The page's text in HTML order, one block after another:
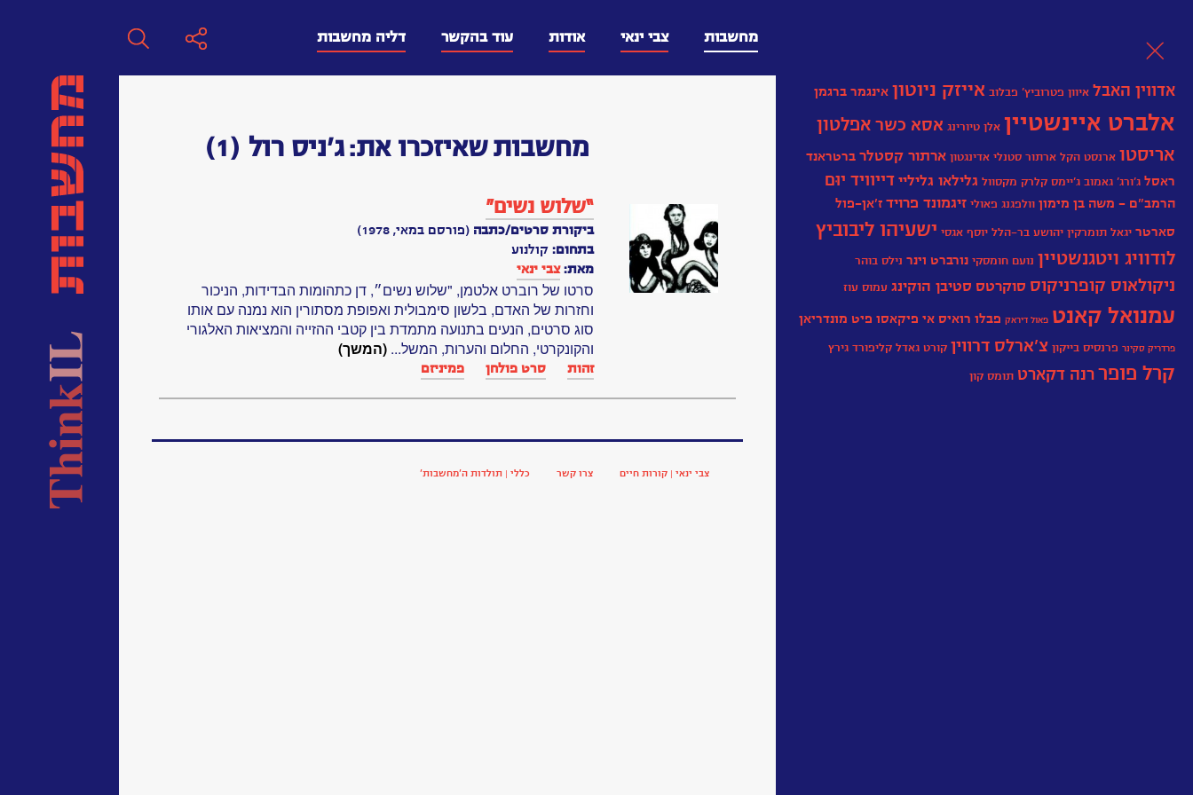
מחשבות צבי ינאי אודות עוד בהקשר דליה מחשבות
מחשבותשאיזכרו את:ג'ניס רול (1)
“שלוש נשים”
ביקורת סרטים/כתבה (פורסם במאי, 1978)
בתחום: קולנוע
מאת:צבי ינאי
סרטו של רוברט אלטמן, "שלוש נשים״, דן כתהומות הבדידות, הניכור
וחזרות של האדם, בלשון סימבולית ואפופת מסתורין הוא נמנה עם אותו
סוג סרטים, הנעים בתנועה מתמדת בין קטבי ההזייה והמציאות האלגורי
והקונקרטי, החלום והערות, המשל... (המשך)
זהות סרט פולחן פמיניזם
צבי ינאי | קורות חיים צרו קשר כללי | תולדות ה’מחשבות’
אדווין האבל איוון פטרוביץ' פבלוב אייזק ניוטון אינגמר ברגמן
אלברט איינשטיין אלן טיורינג אסא כשר אפלטון
אריסטו ארנסט הקל ארתור סטנלי אדינגטון ארתור קסטלר ברטראנד
ראסל ג'ורג' גאמוב גֵ'יימְס קְלַרְק מַקְסְוֶול גלילאו גליליי דייוויד יוּם
הרמב"ם - משה בן מימון וולפגנג פאולי זיגמונד פרויד ז’אן-פול
סארטר יגאל תומרקין יהושע בר-הלל יוסף אגסי‏ ישעיהו ליבוביץ
לודוויג ויטגנשטיין נועם חומסקי נורברט וינר נילס בוהר
ניקולאוס קופרניקוס סוקרטס סטיבן הוקינג עמוס עוז
עמנואל קאנט פאול דיראק פבלו רואיס אי פיקאסו פיט מונדריאן
פרדריק סקינר פרנסיס בייקון צ'ארלס דרווין קורט גאדל קליפורד גירץ
קרל פופר רנה דקארט תומס קון